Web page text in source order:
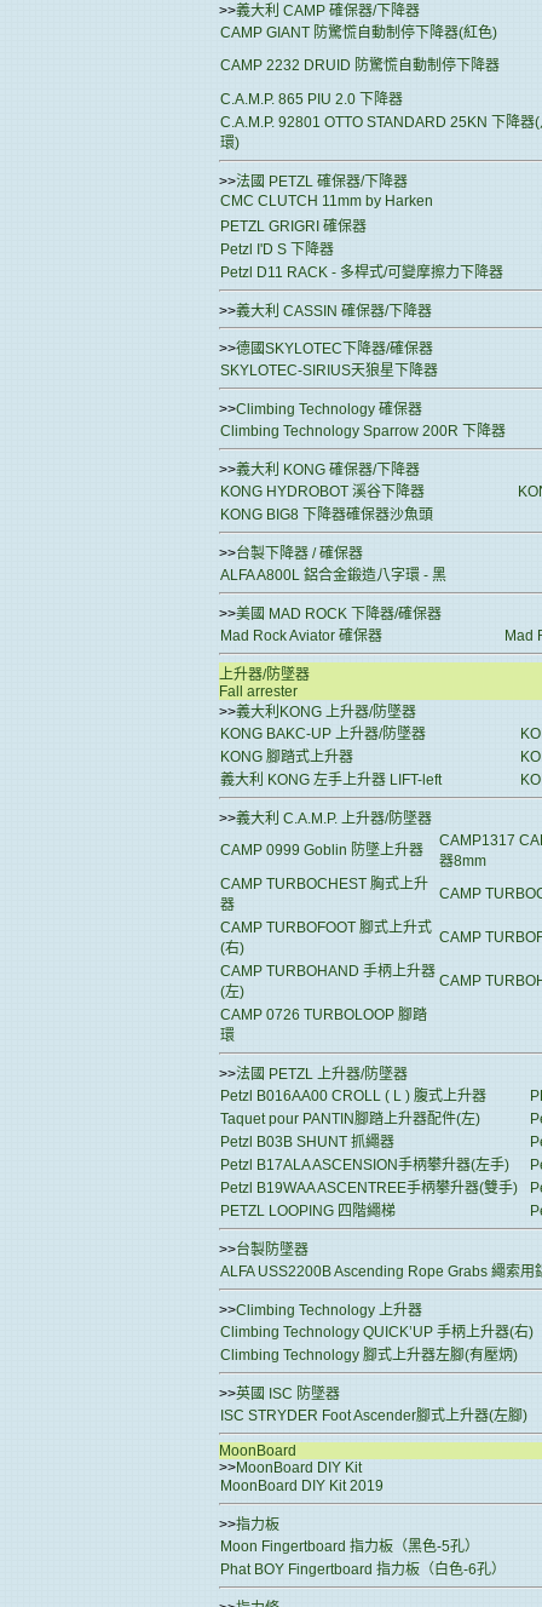
>>義大利 CAMP 確保器/下降器
CAMP GIANT 防驚慌自動制停下降器(紅色)
CAMP 2232 DRUID 防驚慌自動制停下降器
C.A.M.P. 865 PIU 2.0 下降器
C.A.M.P. 92801 OTTO STANDARD 25KN 下降器
環)
>>法國 PETZL 確保器/下降器
CMC CLUTCH 11mm by Harken
PETZL GRIGRI 確保器
Petzl I'D S 下降器
Petzl D11 RACK - 多桿式/可變摩擦力下降器
>>義大利 CASSIN 確保器/下降器
>>德國SKYLOTEC下降器/確保器
SKYLOTEC-SIRIUS天狼星下降器
>>Climbing Technology 確保器
Climbing Technology Sparrow 200R 下降器
>>義大利 KONG 確保器/下降器
KONG HYDROBOT 溪谷下降器
KONG BIG8 下降器確保器沙魚頭
>>台製下降器 / 確保器
ALFA A800L 鋁合金鍛造八字環 - 黑
>>美國 MAD ROCK 下降器/確保器
Mad Rock Aviator 確保器
Mad
上升器/防墜器
Fall arrester
>>義大利KONG 上升器/防墜器
KONG BAKC-UP 上升器/防墜器
KONG 腳踏式上升器
義大利 KONG 左手上升器 LIFT-left
>>義大利 C.A.M.P. 上升器/防墜器
CAMP 0999 Goblin 防墜上升器
CAMP1317
器8mm
CAMP TURBOCHEST 胸式上升
器
CAMP
CAMP TURBOFOOT 腳式上升式
(右)
CAMP
CAMP TURBOHAND 手柄上升器
(左)
CAMP
CAMP 0726 TURBOLOOP 腳踏
環
>>法國 PETZL 上升器/防墜器
Petzl B016AA00 CROLL ( L ) 腹式上升器
Taquet pour PANTIN腳踏上升器配件(左)
Petzl B03B SHUNT 抓繩器
Petzl B17ALA ASCENSION手柄攀升器(左手)
Petzl B19WAA ASCENTREE手柄攀升器(雙手)
PETZL LOOPING 四階繩梯
>>台製防墜器
ALFA USS2200B Ascending Rope Grabs 繩索用
>>Climbing Technology 上升器
Climbing Technology QUICK’UP 手柄上升器(右)
Climbing Technology 腳式上升器左腳(有壓炳)
>>英國 ISC 防墜器
ISC STRYDER Foot Ascender腳式上升器(左腳)
MoonBoard
>>MoonBoard DIY Kit
MoonBoard DIY Kit 2019
>>指力板
Moon Fingertboard 指力板（黑色-5孔）
Phat BOY Fingertboard 指力板（白色-6孔）